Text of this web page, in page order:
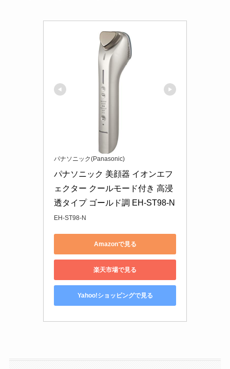
パナソニック(Panasonic)
パナソニック 美顔器 イオンエフ
ェクター クールモード付き 高浸
透タイプ ゴールド調 EH-ST98-N
EH-ST98-N
Amazonで見る
楽天市場で見る
Yahoo!ショッピングで見る